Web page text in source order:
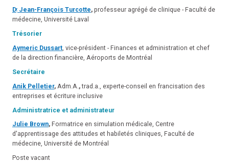
DrJean-François Turcotte, professeur agrégé de clinique - Faculté de
médecine, Université Laval
Trésorier
Aymeric Dussart, vice-président - Finances et administration et chef
de la direction financière, Aéroports de Montréal
Secrétaire
Anik Pelletier,Adm.A. ,trad.a., experte-conseil en francisation des
entreprises et écriture inclusive
Administratrice et administrateur
Julie Brown, Formatrice en simulation médicale, Centre
d'apprentissage des attitudes et habiletés cliniques, Faculté de
médecine, Université de Montréal
Poste vacant